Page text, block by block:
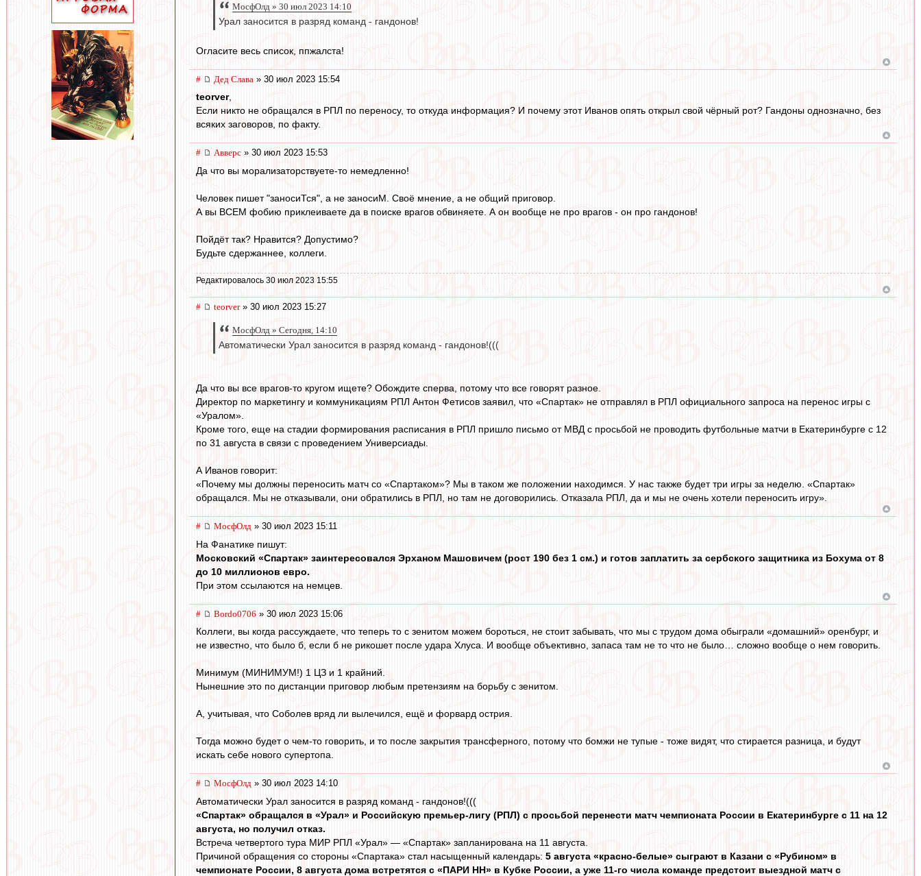
МосфОлд » 30 июл 2023 14:10
Урал заносится в разряд команд - гандонов!
Огласите весь список, ппжалста!
# Дед Слава » 30 июл 2023 15:54
teorver,
Если никто не обращался в РПЛ по переносу, то откуда информация? И почему этот Иванов опять открыл свой чёрный рот? Гандоны однозначно, без
всяких заговоров, по факту.
# Авверс » 30 июл 2023 15:53
Да что вы морализаторствуете-то немедленно!
Человек пишет "заносиТся", а не заносиМ. Своё мнение, а не общий приговор.
А вы ВСЕМ фобию приклеиваете да в поиске врагов обвиняете. А он вообще не про врагов - он про гандонов!
Пойдёт так? Нравится? Допустимо?
Будьте сдержаннее, коллеги.
Редактировалось 30 июл 2023 15:55
# teorver» 30 июл 2023 15:27
МосфОлд » Сегодня, 14:10
Автоматически Урал заносится в разряд команд - гандонов!(((
Да что вы все врагов-то кругом ищете? Обождите сперва, потому что все говорят разное.
Директор по маркетингу и коммуникациям РПЛ Антон Фетисов заявил, что «Спартак» не отправлял в РПЛ официального запроса на перенос игры с
«Уралом».
Кроме того, еще на стадии формирования расписания в РПЛ пришло письмо от МВД с просьбой не проводить футбольные матчи в Екатеринбурге с 12
по 31 августа в связи с проведением Универсиады.
А Иванов говорит:
«Почему мы должны переносить матч со «Спартаком»? Мы в таком же положении находимся. У нас также будет три игры за неделю. «Спартак»
обращался. Мы не отказывали, они обратились в РПЛ, но там не договорились. Отказала РПЛ, да и мы не очень хотели переносить игру».
# МосфОлд » 30 июл 2023 15:11
На Фанатике пишут:
Московский «Спартак» заинтересовался Эрханом Машовичем (рост 190 без 1 см.) и готов заплатить за сербского защитника из Бохума от 8
до 10 миллионов евро.
При этом ссылаются на немцев.
# Bordo0706 » 30 июл 2023 15:06
Коллеги, вы когда рассуждаете, что теперь то с зенитом можем бороться, не стоит забывать, что мы с трудом дома обыграли «домашний» оренбург, и
не известно, что было б, если б не рикошет после удара Хлуса. И вообще объективно, запаса там не то что не было… сложно вообще о нем говорить.
Минимум (МИНИМУМ!) 1 ЦЗ и 1 крайний.
Нынешние это по дистанции приговор любым претензиям на борьбу с зенитом.
А, учитывая, что Соболев вряд ли вылечился, ещё и форвард острия.
Тогда можно будет о чем-то говорить, и то после закрытия трансферного, потому что бомжи не тупые - тоже видят, что стирается разница, и будут
искать себе нового супертопа.
# МосфОлд » 30 июл 2023 14:10
Автоматически Урал заносится в разряд команд - гандонов!(((
«Спартак» обращался в «Урал» и Российскую премьер‑лигу (РПЛ) с просьбой перенести матч чемпионата России в Екатеринбурге с 11 на 12
августа, но получил отказ.
Встреча четвертого тура МИР РПЛ «Урал» — «Спартак» запланирована на 11 августа.
Причиной обращения со стороны «Спартака» стал насыщенный календарь: 5 августа «красно‑белые» сыграют в Казани с «Рубином» в
чемпионате России, 8 августа дома встретятся с «ПАРИ НН» в Кубке России, а уже 11‑го числа команде предстоит выездной матч с